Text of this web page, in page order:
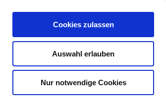
Cookies zulassen
Auswahl erlauben
Nur notwendige Cookies
Notdienste